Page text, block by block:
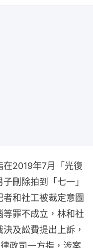
在2019年7月「光復
刪除拍到「七一」
和社工被裁定意圖
罪不成立，林和社
及訟費提出上訴，
政司一方指，涉案